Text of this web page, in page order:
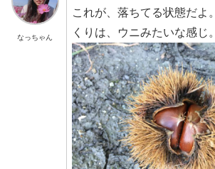
なっちゃん
これが、落ちてる状態だよ。
くりは、ウニみたいな感じ。